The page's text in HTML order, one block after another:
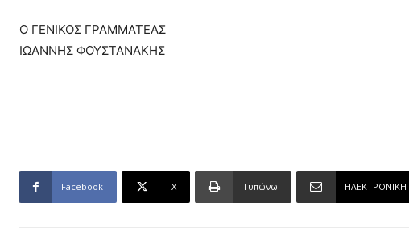
Ο ΓΕΝΙΚΟΣ ΓΡΑΜΜΑΤΕΑΣ
ΙΩΑΝΝΗΣ ΦΟΥΣΤΑΝΑΚΗΣ
Facebook X Τυπώνω ΗΛΕΚΤΡΟΝΙΚΗ